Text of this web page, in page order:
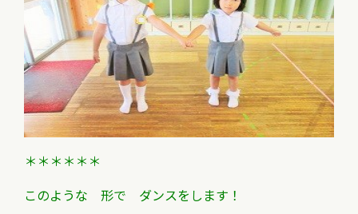
＊＊＊＊＊＊
このような 形で ダンスをします！